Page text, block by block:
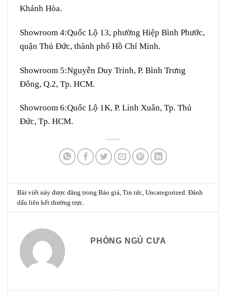
Khánh Hòa.
Showroom 4:Quốc Lộ 13, phường Hiệp Bình Phước,
quận Thủ Đức, thành phố Hồ Chí Minh.
Showroom 5:Nguyễn Duy Trinh, P. Bình Trưng
Đông, Q.2, Tp. HCM.
Showroom 6:Quốc Lộ 1K, P. Linh Xuân, Tp. Thủ
Đức, Tp. HCM.
Bài viết này được đăng trongBáo giá ,Tin tức ,Uncategorized . Đánh
dấuliên kết thường trực
PHÒNG NGỦ CƯA